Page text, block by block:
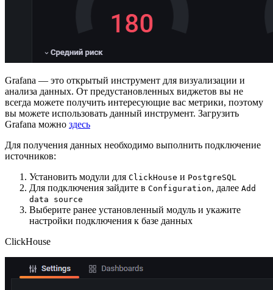
Grafana — это открытый инструмент для визуализации и
анализа данных. От предустановленных виджетов вы не
всегда можете получить интересующие вас метрики, поэтому
вы можете использовать данный инструмент. Загрузить
Grafana можно здесь
Для получения данных необходимо выполнить подключение
источников:
Установить модули для ClickHouse и PostgreSQL
Для подключения зайдите в Configuration, далее Add
data source
Выберите ранее установленный модуль и укажите
настройки подключения к базе данных
ClickHouse